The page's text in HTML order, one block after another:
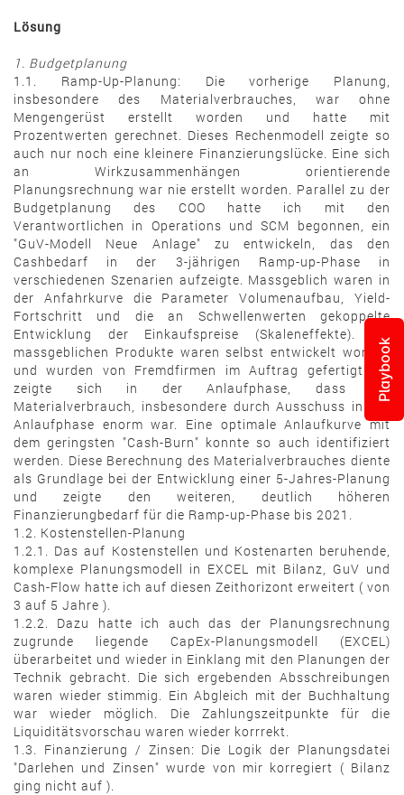
Lösung
1. Budgetplanung
1.1. Ramp-Up-Planung: Die vorherige Planung,
insbesondere des Materialverbrauches, war ohne
Mengengerüst erstellt worden und hatte mit
Prozentwerten gerechnet. Dieses Rechenmodell zeigte so
auch nur noch eine kleinere Finanzierungslücke. Eine sich
an Wirkzusammenhängen orientierende
Planungsrechnung war nie erstellt worden. Parallel zu der
Budgetplanung des COO hatte ich mit den
Verantwortlichen in Operations und SCM begonnen, ein
"GuV-Modell Neue Anlage" zu entwickeln, das den
Cashbedarf in der 3-jährigen Ramp-up-Phase in
verschiedenen Szenarien aufzeigte. Massgeblich waren in
der Anfahrkurve die Parameter Volumenaufbau, Yield-
Fortschritt und die an Schwellenwerten gekoppelte
Entwicklung der Einkaufspreise (Skaleneffekte). Die
massgeblichen Produkte waren selbst entwickelt worden
und wurden von Fremdfirmen im Auftrag gefertigt. Es
zeigte sich in der Anlaufphase, dass der
Materialverbrauch, insbesondere durch Ausschuss in der
Anlaufphase enorm war. Eine optimale Anlaufkurve mit
dem geringsten "Cash-Burn" konnte so auch identifiziert
werden. Diese Berechnung des Materialverbrauches diente
als Grundlage bei der Entwicklung einer 5-Jahres-Planung
und zeigte den weiteren, deutlich höheren
Finanzierungbedarf für die Ramp-up-Phase bis 2021.
1.2. Kostenstellen-Planung
1.2.1. Das auf Kostenstellen und Kostenarten beruhende,
komplexe Planungsmodell in EXCEL mit Bilanz, GuV und
Cash-Flow hatte ich auf diesen Zeithorizont erweitert ( von
3 auf 5 Jahre ).
1.2.2. Dazu hatte ich auch das der Planungsrechnung
zugrunde liegende CapEx-Planungsmodell (EXCEL)
überarbeitet und wieder in Einklang mit den Planungen der
Technik gebracht. Die sich ergebenden Absschreibungen
waren wieder stimmig. Ein Abgleich mit der Buchhaltung
war wieder möglich. Die Zahlungszeitpunkte für die
Liquiditätsvorschau waren wieder korrrekt.
1.3. Finanzierung / Zinsen: Die Logik der Planungsdatei
"Darlehen und Zinsen" wurde von mir korregiert ( Bilanz
ging nicht auf ).
Playbook